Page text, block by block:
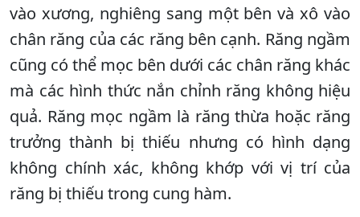
vào xương, nghiêng sang một bên và xô vào
chân răng của các răng bên cạnh. Răng ngầm
cũng có thể mọc bên dưới các chân răng khác
mà các hình thức nắn chỉnh răng không hiệu
quả. Răng mọc ngầm là răng thừa hoặc răng
trưởng thành bị thiếu nhưng có hình dạng
không chính xác, không khớp với vị trí của
răng bị thiếu trong cung hàm.